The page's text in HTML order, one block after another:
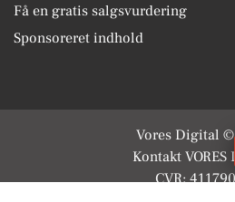
Få en gratis salgsvurdering
Sponsoreret indhold
Vores Digital
Kontakt
CVR: